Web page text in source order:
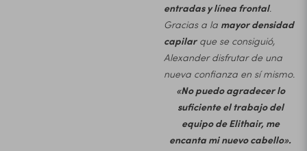
entradas y línea frontal.
Gracias a la mayor densidad
capilarque se consiguió,
Alexander disfrutar de una
nueva confianza en sí mismo.
«No puedo agradecer lo
suficiente el trabajo del
equipo de Elithair, me
encanta mi nuevo cabello».